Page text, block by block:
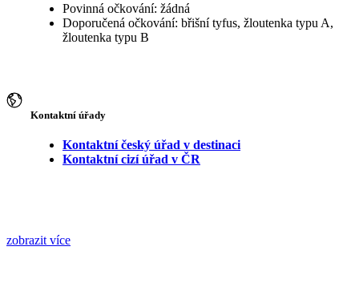
Povinná očkování: žádná
Doporučená očkování: břišní tyfus, žloutenka typu A,
žloutenka typu B
Kontaktní úřady
Kontaktní český úřad v destinaci
Kontaktní cizí úřad v ČR
zobrazit více